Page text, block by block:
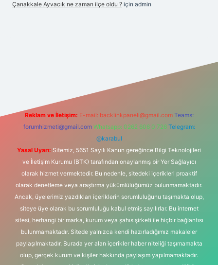
Çanakkale Ayvacık ne zaman ilçe oldu ? için admin
Reklam ve İletişim: E-mail: backlinkpaneli@gmail.com Teams:
forumhizmeti@gmail.com Whatsapp: 0262 606 0 726 Telegram:
@karabul
Yasal Uyarı: Sitemiz, 5651 Sayılı Kanun gereğince Bilgi Teknolojileri
ve İletişim Kurumu (BTK) tarafından onaylanmış bir Yer Sağlayıcı
olarak hizmet vermektedir. Bu nedenle, sitedeki içerikleri proaktif
olarak denetleme veya araştırma yükümlülüğümüz bulunmamaktadır.
Ancak, üyelerimiz yazdıkları içeriklerin sorumluluğunu taşımakta olup,
siteye üye olarak bu sorumluluğu kabul etmiş sayılırlar. Bu internet
sitesi, herhangi bir marka, kurum veya şahıs şirketi ile hiçbir bağlantısı
bulunmamaktadır. Sitede yalnızca kendi hazırladığımız makaleler
paylaşılmaktadır. Burada yer alan içerikler haber niteliği taşımamakta
olup, gerçek kurum ve kişiler hakkında paylaşım yapılmamaktadır.